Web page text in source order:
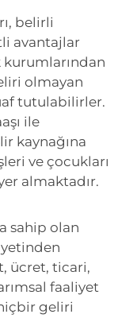
belirli
avantajlar
kurumlarından
olmayan
tutulabilirler.
ile
kaynağına
ve çocukları
almaktadır.
sahip olan
ücret, ticari,
faaliyet
geliri